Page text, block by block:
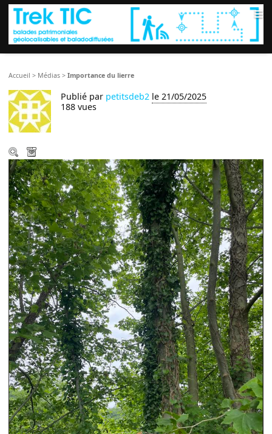
≡
Accueil > Médias >Importance du lierre
Publié par petitsdeb2 le 21/05/2025
188 vues